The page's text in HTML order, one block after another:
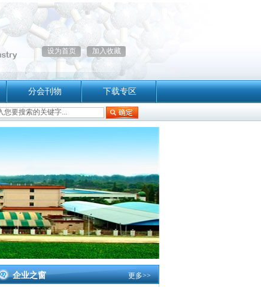
设为首页 加入收藏
分会刊物 下载专区
企业之窗 更多>>